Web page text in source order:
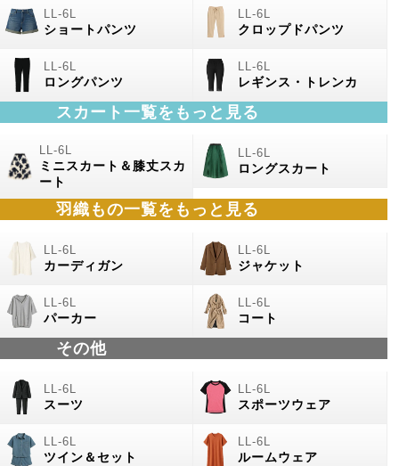
ショートパンツ クロップドパンツ
ロングパンツ レギンス・トレンカ
スカート一覧をもっと見る
ミニスカート＆膝丈スカ
ート
ロングスカート
羽織もの一覧をもっと見る
カーディガン ジャケット
パーカー コート
その他
スーツ スポーツウェア
ツイン＆セット ルームウェア